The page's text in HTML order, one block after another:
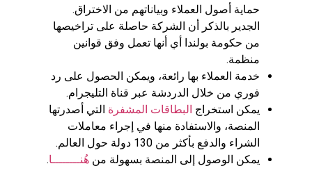
حماية أصول العملاء وبياناتهم من الاختراق.
الجدير بالذكر أن الشركة حاصلة على تراخيصها
من حكومة بولندا أي أنها تعمل وفق قوانين
منظمة.
خدمة العملاء بها رائعة، ويمكن الحصول على رد
فوري من خلال الدردشة عبر قناة التليجرام.
يمكن استخراج البطاقات المشفرة التي أصدرتها
المنصة، والاستفادة منها في إجراء معاملات
الشراء والدفع بأكثر من 130 دولة حول العالم.
يمكن الوصول إلى المنصة بسهولة من هُنــــــــا.